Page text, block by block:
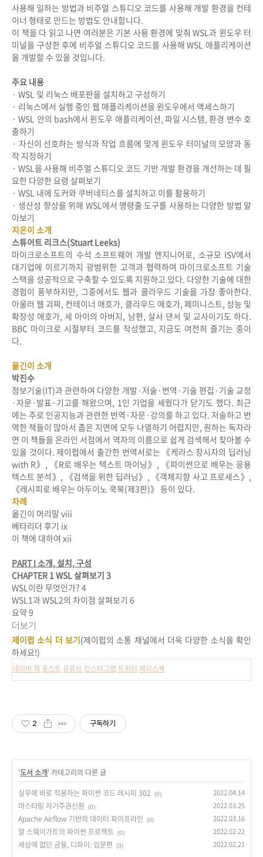
사용해 일하는 방법과 비주얼 스튜디오 코드를 사용해 개발 환경을 컨테
이너 형태로 만드는 방법도 안내합니다.
이 책을 다 읽고 나면 여러분은 기본 사용 환경에 맞춰 WSL과 윈도우 터
미널을 구성한 후에 비주얼 스튜디오 코드를 사용해 WSL 애플리케이션
을 개발할 수 있을 것입니다.
주요 내용
· WSL 및 리눅스 배포판을 설치하고 구성하기
· 리눅스에서 실행 중인 웹 애플리케이션을 윈도우에서 액세스하기
· WSL 안의 bash에서 윈도우 애플리케이션, 파일 시스템, 환경 변수 호
출하기
· 자신이 선호하는 방식과 작업 흐름에 맞게 윈도우 터미널의 모양과 동
작 지정하기
· WSL을 사용해 비주얼 스튜디오 코드 기반 개발 환경을 개선하는 데 필
요한 다양한 요령 살펴보기
· WSL 내에 도커와 쿠버네티스를 설치하고 이를 활용하기
· 생산성 향상을 위해 WSL에서 명령줄 도구를 사용하는 다양한 방법 알
아보기
지은이 소개
스튜어트 리크스(Stuart Leeks)
마이크로소프트의 수석 소프트웨어 개발 엔지니어로, 소규모 ISV에서
대기업에 이르기까지 광범위한 고객과 협력하여 마이크로소프트 기술
스택을 성공적으로 구축할 수 있도록 지원하고 있다. 다양한 기술에 대한
경험이 풍부하지만, 그중에서도 웹과 클라우드 기술을 가장 좋아한다.
아울러 웹 괴짜, 컨테이너 애호가, 클라우드 애호가, 페미니스트, 성능 및
확장성 애호가, 세 아이의 아버지, 남편, 살사 댄서 및 교사이기도 하다.
BBC 마이크로 시절부터 코드를 작성했고, 지금도 여전히 즐기는 중이
다.
옮긴이 소개
박진수
정보기술(IT)과 관련하여 다양한 개발·저술·번역·기술 편집·기술 교정
·자문·발표·기고를 해왔으며, 1인 기업을 세웠다가 닫기도 했다. 최근
에는 주로 인공지능과 관련한 번역·자문·강의를 하고 있다. 저술하고 번
역한 책들이 많아서 좁은 지면에 모두 나열하기 어렵지만, 원하는 독자라
면 이 책들을 온라인 서점에서 역자의 이름으로 쉽게 검색해서 찾아볼 수
있을 것이다. 제이펍에서 출간한 번역서로는 《케라스 창시자의 딥러닝
with R》, 《R로 배우는 텍스트 마이닝》, 《파이썬으로 배우는 응용
텍스트 분석》, 《검색을 위한 딥러닝》, 《객체지향 사고 프로세스》,
《레시피로 배우는 아두이노 쿡북(제3판)》 등이 있다.
차례
옮긴이 머리말 viii
베타리더 후기 ix
이 책에 대하여 xii
PART I 소개, 설치, 구성
CHAPTER 1 WSL 살펴보기 3
WSL이란 무엇인가? 4
WSL1과 WSL2의 차이점 살펴보기 6
요약 9
더보기
제이펍 소식 더 보기(제이펍의 소통 채널에서 더욱 다양한 소식을 확인
하세요!)
네이버 책 포스트 유튜브 인스타그램 트위터 페이스북
2 구독하기
'도서 소개' 카테고리의 다른 글
실무에 바로 적용하는 파이썬 코드 레시피 302
(0) 2022.04.14
마스터링 자기주권신원 (0) 2022.03.25
Apache Airflow 기반의 데이터 파이프라인 (0) 2022.03.16
알 스웨이가트의 파이썬 프로젝트 (0) 2022.02.22
세상에 없던 금융, 디파이: 입문편 (3) 2022.02.21